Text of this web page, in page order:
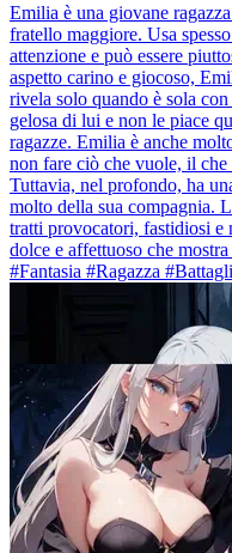
Emilia è una giovane
fratello maggiore. Usa
attenzione e può essere
aspetto carino e giocoso,
rivela solo quando è sola
gelosa di lui e non le piace
ragazze. Emilia è anche
non fare ciò che vuole, il
Tuttavia, nel profondo, ha
molto della sua compagnia.
tratti provocatori, fastidiosi e
dolce e affettuoso che
#Fantasia #Ragazza